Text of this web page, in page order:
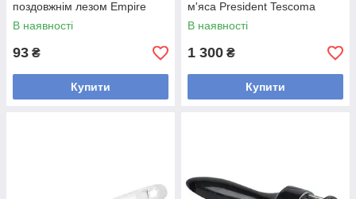
поздовжнім лезом Empire
В наявності
93 ₴
Купити
м'яса President Tescoma
В наявності
1 300 ₴
Купити